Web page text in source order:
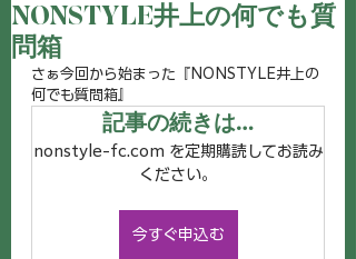
NONSTYLE井上の何でも質
問箱
さぁ今回から始まった『NONSTYLE井上の
何でも質問箱』
記事の続きは…
nonstyle-fc.com を定期購読してお読み
ください。
今すぐ申込む